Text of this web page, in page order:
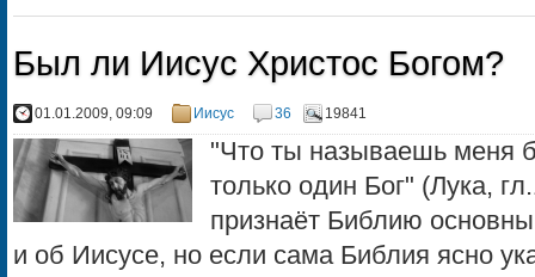
Был ли Иисус Христос Богом?
01.01.2009, 09:09 Иисус 36 19841
"Что ты называешь меня
только один Бог" (Лука,
признаёт Библию
и об Иисусе, но если сама Библия ясно